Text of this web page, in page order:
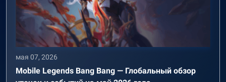
мая 07, 2026
Mobile Legends Bang Bang — Глобальный обзор